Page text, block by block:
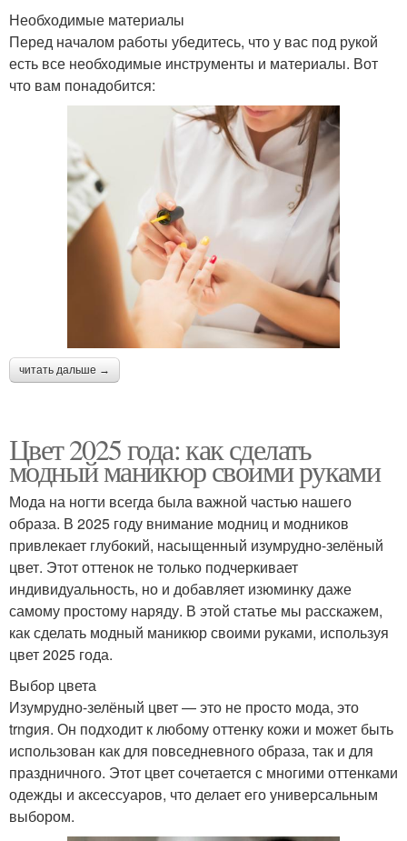
Необходимые материалы
Перед началом работы убедитесь, что у вас под рукой
есть все необходимые инструменты и материалы. Вот
что вам понадобится:
читать дальше →
Цвет 2025 года: как сделать
модный маникюр своими руками
Мода на ногти всегда была важной частью нашего
образа. В 2025 году внимание модниц и модников
привлекает глубокий, насыщенный изумрудно-зелёный
цвет. Этот оттенок не только подчеркивает
индивидуальность, но и добавляет изюминку даже
самому простому наряду. В этой статье мы расскажем,
как сделать модный маникюр своими руками, используя
цвет 2025 года.
Выбор цвета
Изумрудно-зелёный цвет — это не просто мода, это
trngия. Он подходит к любому оттенку кожи и может быть
использован как для повседневного образа, так и для
праздничного. Этот цвет сочетается с многими оттенками
одежды и аксессуаров, что делает его универсальным
выбором.